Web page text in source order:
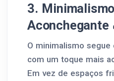
3. Minimalismo
O minimalismo segue
com um toque mais
Em vez de espaços